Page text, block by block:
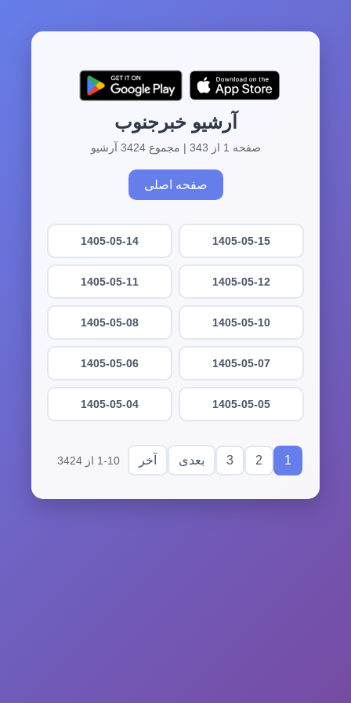
آرشیو خبرجنوب
صفحه 1 از 343 | مجموع 3424 آرشیو
صفحه اصلی
1405-05-15
1405-05-14
1405-05-12
1405-05-11
1405-05-10
1405-05-08
1405-05-07
1405-05-06
1405-05-05
1405-05-04
1
2
3 بعدی آخر 1-10 از 3424